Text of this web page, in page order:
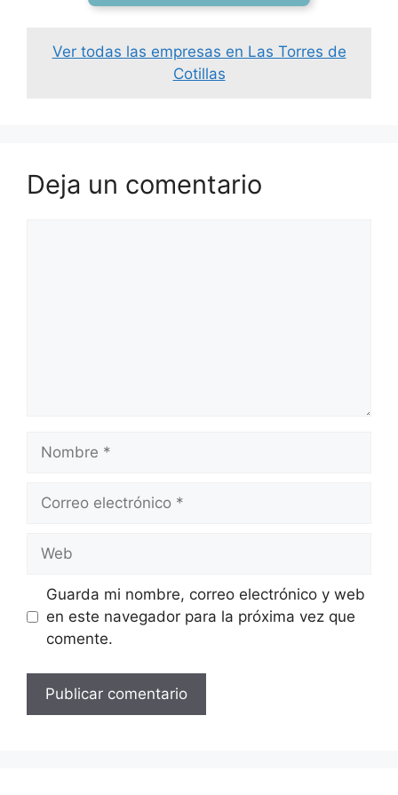
Ver todas las empresas en Las Torres de
Cotillas
Deja un comentario
Nombre
Correo
Web
Guarda mi nombre, correo electrónico y web
en este navegador para la próxima vez que
comente.